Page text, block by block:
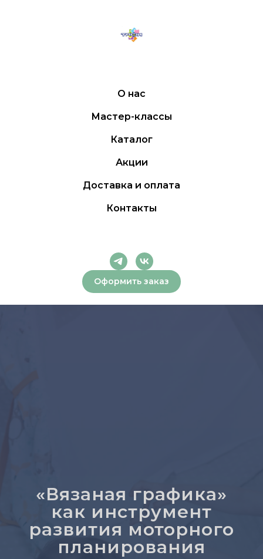
О нас
Мастер-классы
Каталог
Акции
Доставка и оплата
Контакты
Оформить заказ
«Вязаная графика»
как инструмент
развития моторного
планирования